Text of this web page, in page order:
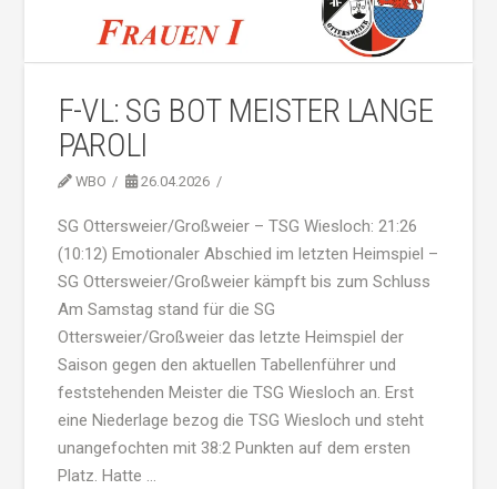
F-VL: SG BOT MEISTER LANGE
PAROLI
WBO 26.04.2026
SG Ottersweier/Großweier – TSG Wiesloch: 21:26
(10:12) Emotionaler Abschied im letzten Heimspiel –
SG Ottersweier/Großweier kämpft bis zum Schluss
Am Samstag stand für die SG
Ottersweier/Großweier das letzte Heimspiel der
Saison gegen den aktuellen Tabellenführer und
feststehenden Meister die TSG Wiesloch an. Erst
eine Niederlage bezog die TSG Wiesloch und steht
unangefochten mit 38:2 Punkten auf dem ersten
Platz. Hatte …